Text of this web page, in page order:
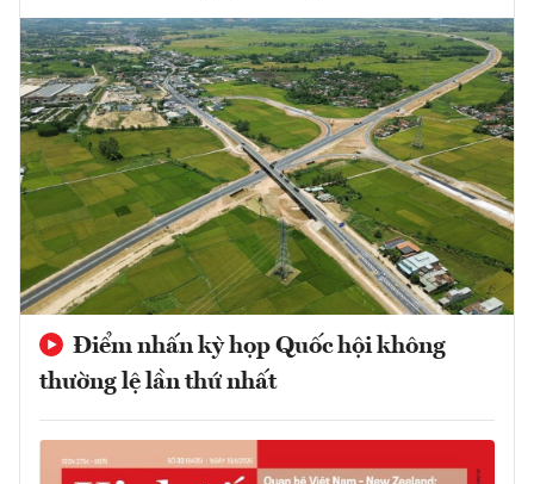
Điểm nhấn kỳ họp Quốc hội không
thường lệ lần thứ nhất